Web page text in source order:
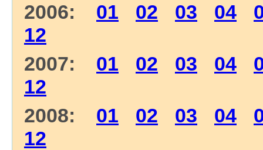
2006: 01 02 03 04
12
2007: 01 02 03 04
12
2008: 01 02 03 04
12